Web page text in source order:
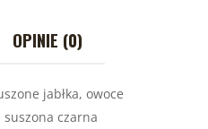
OPINIE (0)
jabłka, owoce
czarna